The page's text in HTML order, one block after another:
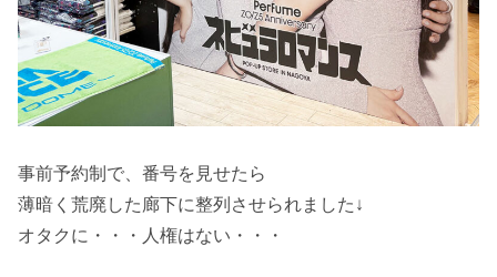
事前予約制で、番号を見せたら
薄暗く荒廃した廊下に整列させられました↓
オタクに・・・人権はない・・・